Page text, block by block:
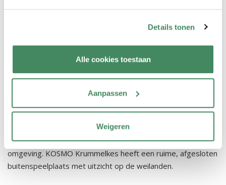
Details tonen
Alle cookies toestaan
Aanpassen
Weigeren
Ik schrijf mijn kind in
Ook interessant in de buurt
KOSMO kinderopvang Krummelkesis gevestigd in het
multifunctionele dorpshuis De Haambrink, aan de rand van
voor kinderen van 0 tot 4 jaar. We hebben drie groepen
waar de allerkleinsten in alle rust kunnen spelen, ontdekken
en zich veilig kunnen ontwikkelen in een groene, natuurlijke
omgeving. KOSMO Krummelkes heeft een ruime, afgesloten
buitenspeelplaats met uitzicht op de weilanden.